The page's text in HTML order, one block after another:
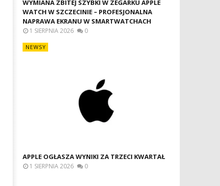
WYMIANA ZBITEJ SZYBKI W ZEGARKU APPLE
WATCH W SZCZECINIE – PROFESJONALNA
NAPRAWA EKRANU W SMARTWATCHACH
1 SIERPNIA 2026 0
NEWSY
APPLE OGŁASZA WYNIKI ZA TRZECI KWARTAŁ
1 SIERPNIA 2026 0